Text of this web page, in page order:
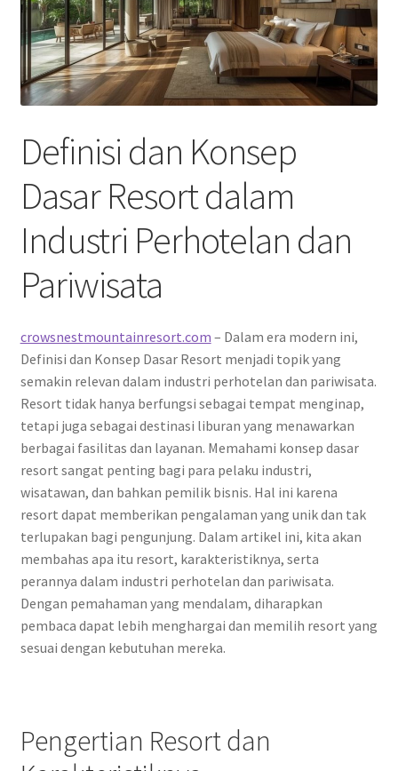
Definisi dan Konsep
Dasar Resort dalam
Industri Perhotelan dan
Pariwisata
crowsnestmountainresort.com – Dalam era modern ini,
Definisi dan Konsep Dasar Resort menjadi topik yang
semakin relevan dalam industri perhotelan dan pariwisata.
Resort tidak hanya berfungsi sebagai tempat menginap,
tetapi juga sebagai destinasi liburan yang menawarkan
berbagai fasilitas dan layanan. Memahami konsep dasar
resort sangat penting bagi para pelaku industri,
wisatawan, dan bahkan pemilik bisnis. Hal ini karena
resort dapat memberikan pengalaman yang unik dan tak
terlupakan bagi pengunjung. Dalam artikel ini, kita akan
membahas apa itu resort, karakteristiknya, serta
perannya dalam industri perhotelan dan pariwisata.
Dengan pemahaman yang mendalam, diharapkan
pembaca dapat lebih menghargai dan memilih resort yang
sesuai dengan kebutuhan mereka.
Pengertian Resort dan